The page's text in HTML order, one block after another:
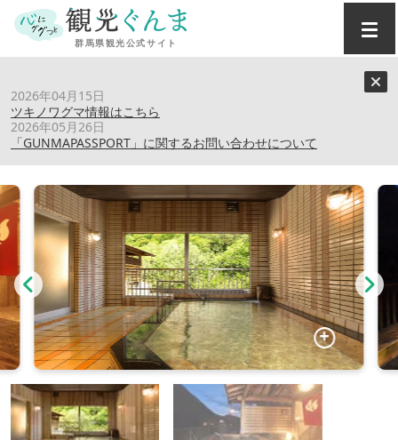
2026年04月15日
ツキノワグマ情報はこちら
2026年05月26日
「GUNMAPASSPORT」に関するお問い合わせについて
ホテル山口屋